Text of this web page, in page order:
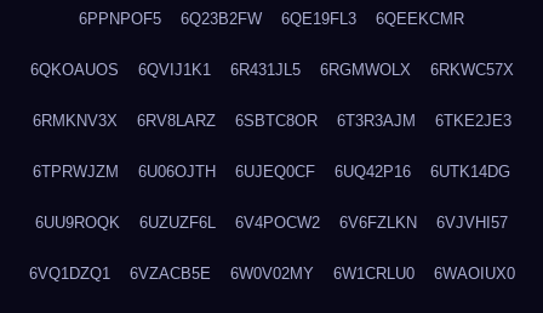
6PPNPOF5 6Q23B2FW 6QE19FL3 6QEEKCMR
6QKOAUOS 6QVIJ1K1 6R431JL5 6RGMWOLX 6RKWC57X
6RMKNV3X 6RV8LARZ 6SBTC8OR 6T3R3AJM 6TKE2JE3
6TPRWJZM 6U06OJTH 6UJEQ0CF 6UQ42P16 6UTK14DG
6UU9ROQK 6UZUZF6L 6V4POCW2 6V6FZLKN 6VJVHI57
6VQ1DZQ1 6VZACB5E 6W0V02MY 6W1CRLU0 6WAOIUX0